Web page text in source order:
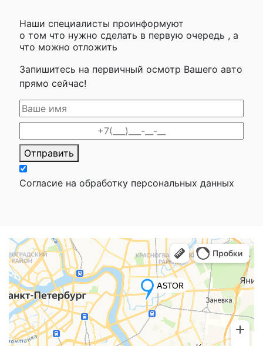
Наши специалисты проинформуют
о том что нужно сделать в первую очередь , а
что можно отложить
Запишитесь на первичный осмотр Вашего авто
прямо сейчас!
Отправить
Согласие на обработку персональных данных